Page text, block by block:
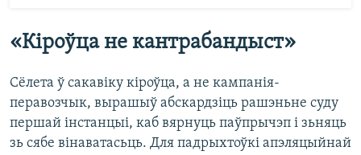
«Кіроўца не кантрабандыст»
Сёлета ў сакавіку кіроўца, а не кампанія-
перавозчык, вырашыў абскардзіць рашэньне суду
першай інстанцыі, каб вярнуць паўпрычэп і зьняць
зь сябе вінаватасьць. Для падрыхтоўкі апэляцыйнай